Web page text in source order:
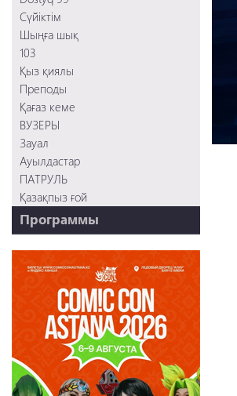
Сүйіктім
Шыңға шық
103
Қыз қиялы
Преподы
Қағаз кеме
ВУЗЕРЫ
Зауал
Ауылдастар
ПАТРУЛЬ
Қазақпыз ғой
Программы
REVUE WEEKLY
OZMZ ғой
Пәтерник
Қызық LIVE
Dostyq 99